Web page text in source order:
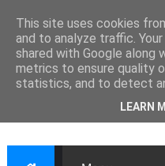
This site uses cookies
and to analyze traffic.
shared with Google along
metrics to ensure quality
statistics, and to detect
LEARN